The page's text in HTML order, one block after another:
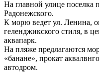
На главной улице поселка
Радонежского.
К морю ведет ул. Ленина,
геленджикского стиля, в
аквапарк.
На пляже предлагаются
«банане», прокат
автодром.